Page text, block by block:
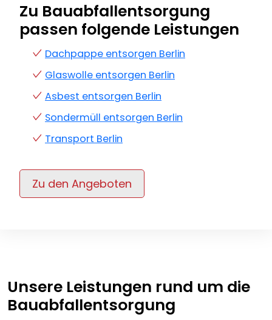
Zu Bauabfallentsorgung
passen folgende Leistungen
Dachpappe entsorgen Berlin
Glaswolle entsorgen Berlin
Asbest entsorgen Berlin
Sondermüll entsorgen Berlin
Transport Berlin
Zu den Angeboten
Unsere Leistungen rund um die
Bauabfallentsorgung